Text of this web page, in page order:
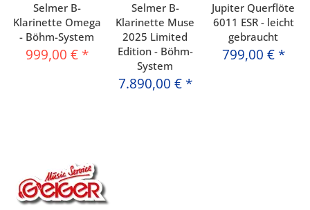
Selmer B-
Klarinette Omega
- Böhm-System
999,00 € *
Selmer B-
Klarinette Muse
2025 Limited
Edition - Böhm-
System
7.890,00 € *
Jupiter Querflöte
6011 ESR - leicht
gebraucht
799,00 € *